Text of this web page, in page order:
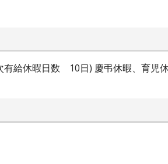
給休暇日数 10日) 慶弔休暇、育児